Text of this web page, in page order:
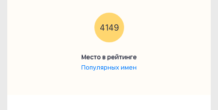
4149
Место в рейтинге
Популярных имен